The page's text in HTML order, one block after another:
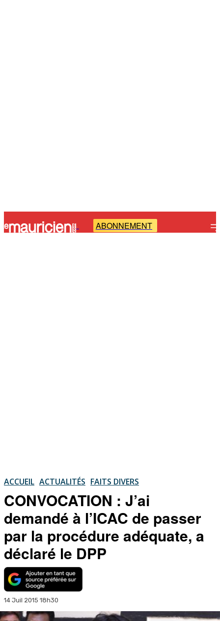
- ABONNEMENT
ACCUEIL ACTUALITÉS FAITS DIVERS
CONVOCATION : J’ai
demandé à l’ICAC de passer
par la procédure adéquate, a
déclaré le DPP
14 Juil 2015 18h30